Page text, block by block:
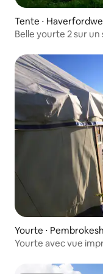
Tente ⋅
Belle yourte 2 sur
Yourte ⋅
Yourte avec vue